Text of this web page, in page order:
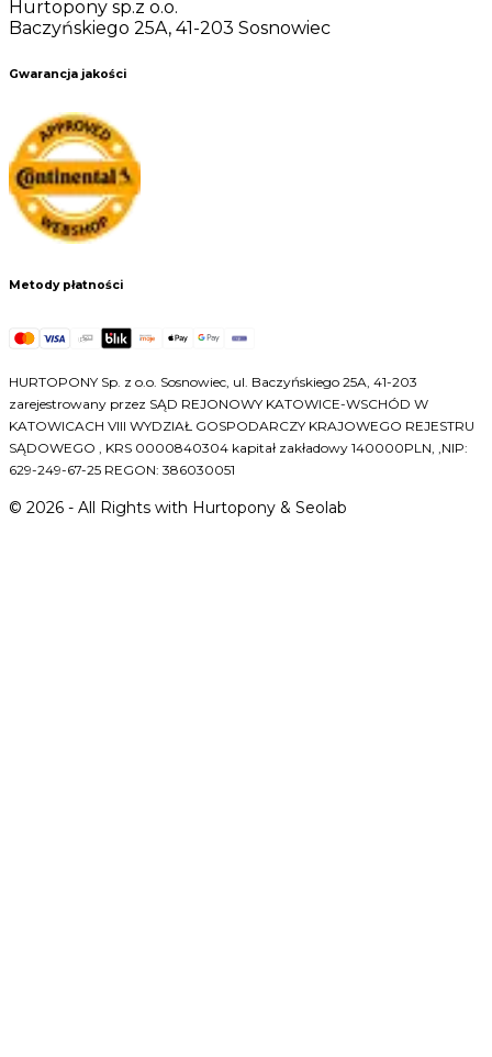
Hurtopony sp.z o.o.
Baczyńskiego 25A, 41-203 Sosnowiec
Gwarancja jakości
Metody płatności
HURTOPONY Sp. z o.o. Sosnowiec, ul. Baczyńskiego 25A, 41-203
zarejestrowany przez SĄD REJONOWY KATOWICE-WSCHÓD W
KATOWICACH VIII WYDZIAŁ GOSPODARCZY KRAJOWEGO REJESTRU
SĄDOWEGO , KRS 0000840304 kapitał zakładowy 140000PLN, ,NIP:
629-249-67-25 REGON: 386030051
© 2026 - All Rights with Hurtopony & Seolab